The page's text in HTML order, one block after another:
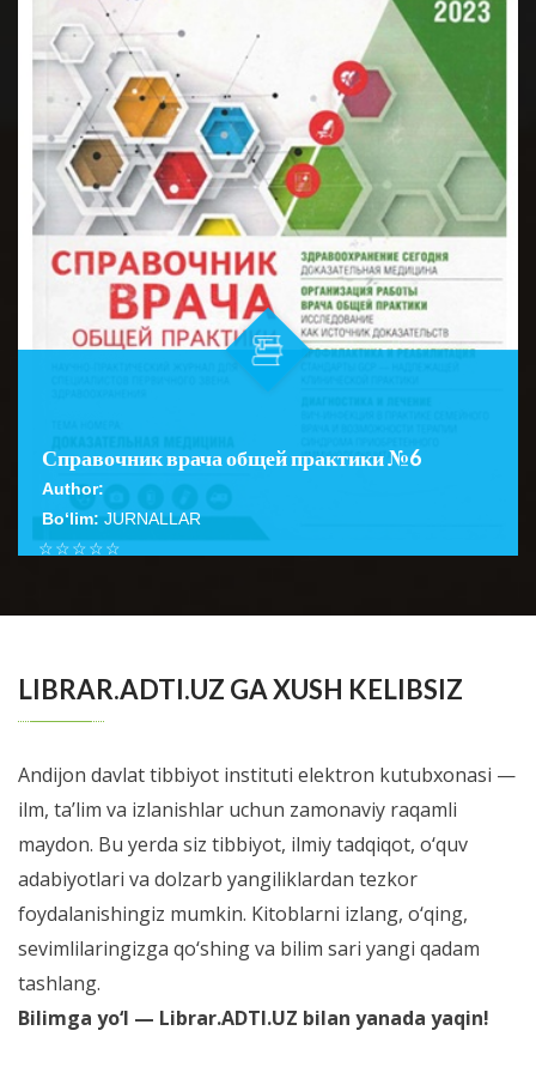
Справочник врача общей практики №6
Author:
Bo‘lim: JURNALLAR
☆
☆
☆
☆
☆
LIBRAR.ADTI.UZ GA XUSH KELIBSIZ
Andijon davlat tibbiyot instituti elektron kutubxonasi —
ilm, ta’lim va izlanishlar uchun zamonaviy raqamli
maydon. Bu yerda siz tibbiyot, ilmiy tadqiqot, o‘quv
adabiyotlari va dolzarb yangiliklardan tezkor
foydalanishingiz mumkin. Kitoblarni izlang, o‘qing,
sevimlilaringizga qo‘shing va bilim sari yangi qadam
tashlang.
Bilimga yo‘l — Librar.ADTI.UZ bilan yanada yaqin!